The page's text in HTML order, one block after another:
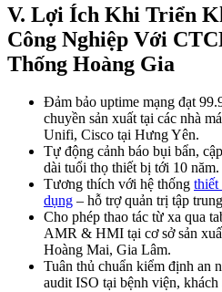
V. Lợi Ích Khi Triển
Công Nghiệp Với
Thống Hoàng Gia
Đảm bảo uptime mạng đạt
chuyền sản xuất tại các nhà
Unifi, Cisco tại Hưng Yên.
Tự động cảnh báo bụi bẩn,
dài tuổi thọ thiết bị tới 10 năm.
Tương thích với hệ thống thiết
dụng – hỗ trợ quản trị tập
Cho phép thao tác từ xa qua
AMR & HMI tại cơ sở sản
Hoàng Mai, Gia Lâm.
Tuân thủ chuẩn kiểm định an
audit ISO tại bệnh viện,